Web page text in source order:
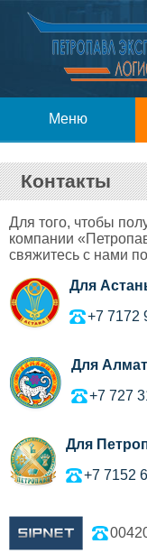
Меню
Компания
Консультации
Контакты
Контакты
Для того, чтобы
компании
свяжитесь с нами
Для
+7 7172
Для
+7 727
Для
+7 7152